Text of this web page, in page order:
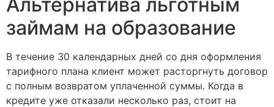
займам на образование
В течение 30 календарных дней со дня оформления
тарифного плана клиент может расторгнуть договор
с полным возвратом уплаченной суммы. Когда в
кредите уже отказали несколько раз, стоит на